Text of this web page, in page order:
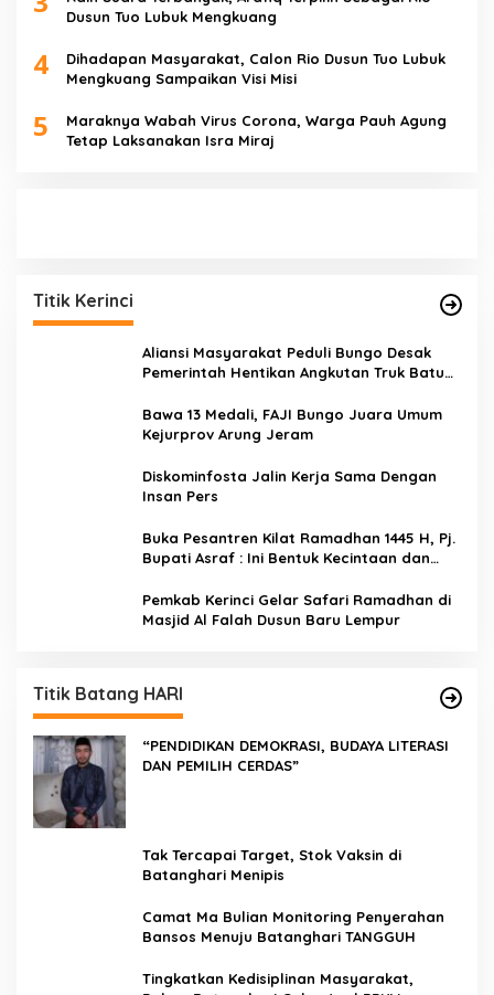
Dusun Tuo Lubuk Mengkuang
4
Dihadapan Masyarakat, Calon Rio Dusun Tuo Lubuk
Mengkuang Sampaikan Visi Misi
5
Maraknya Wabah Virus Corona, Warga Pauh Agung
Tetap Laksanakan Isra Miraj
Titik Kerinci
Aliansi Masyarakat Peduli Bungo Desak
Pemerintah Hentikan Angkutan Truk Batu
Bawa 13 Medali, FAJI Bungo Juara Umum
Kejurprov Arung Jeram
Diskominfosta Jalin Kerja Sama Dengan
Insan Pers
Buka Pesantren Kilat Ramadhan 1445 H, Pj.
Bupati Asraf : Ini Bentuk Kecintaan dan
Kerinci
Pemkab Kerinci Gelar Safari Ramadhan di
Masjid Al Falah Dusun Baru Lempur
Titik Batang HARI
“PENDIDIKAN DEMOKRASI, BUDAYA LITERASI
DAN PEMILIH CERDAS”
Tak Tercapai Target, Stok Vaksin di
Batanghari Menipis
Camat Ma Bulian Monitoring Penyerahan
Bansos Menuju Batanghari TANGGUH
Tingkatkan Kedisiplinan Masyarakat,